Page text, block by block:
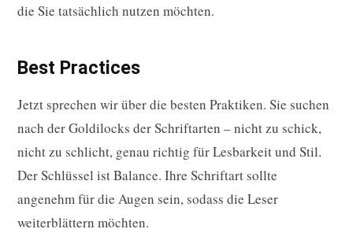
die Sie tatsächlich nutzen möchten.
Best Practices
Jetzt sprechen wir über die besten Praktiken. Sie suchen
nach der Goldilocks der Schriftarten – nicht zu schick,
nicht zu schlicht, genau richtig für Lesbarkeit und Stil.
Der Schlüssel ist Balance. Ihre Schriftart sollte
angenehm für die Augen sein, sodass die Leser
weiterblättern möchten.